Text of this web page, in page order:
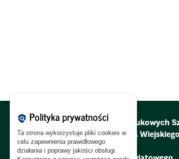
Redakcja Zeszytów Naukowych
Głównej Gospodarstwa
Warszawie.
policy Polityka prywatności
Ta strona wykorzystuje pliki cookies w
celu zapewnienia prawidłowego
działania i poprawy jakości obsługi.